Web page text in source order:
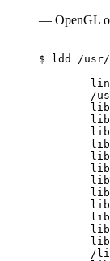
— OpenGL
$ ldd /usr/
/
/